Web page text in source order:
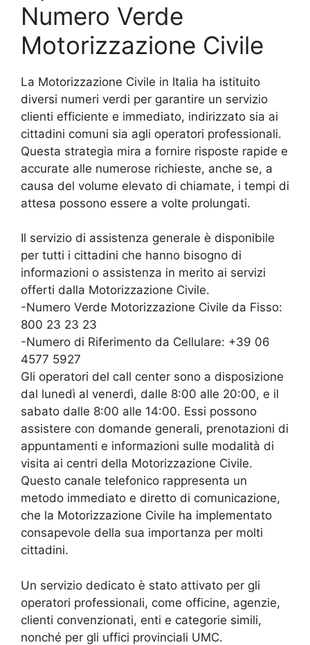
Numero Verde
Motorizzazione Civile
La Motorizzazione Civile in Italia ha istituito
diversi numeri verdi per garantire un servizio
clienti efficiente e immediato, indirizzato sia ai
cittadini comuni sia agli operatori professionali.
Questa strategia mira a fornire risposte rapide e
accurate alle numerose richieste, anche se, a
causa del volume elevato di chiamate, i tempi di
attesa possono essere a volte prolungati.
Il servizio di assistenza generale è disponibile
per tutti i cittadini che hanno bisogno di
informazioni o assistenza in merito ai servizi
offerti dalla Motorizzazione Civile.
-Numero Verde Motorizzazione Civile da Fisso:
800 23 23 23
-Numero di Riferimento da Cellulare: +39 06
4577 5927
Gli operatori del call center sono a disposizione
dal lunedì al venerdì, dalle 8:00 alle 20:00, e il
sabato dalle 8:00 alle 14:00. Essi possono
assistere con domande generali, prenotazioni di
appuntamenti e informazioni sulle modalità di
visita ai centri della Motorizzazione Civile.
Questo canale telefonico rappresenta un
metodo immediato e diretto di comunicazione,
che la Motorizzazione Civile ha implementato
consapevole della sua importanza per molti
cittadini.
Un servizio dedicato è stato attivato per gli
operatori professionali, come officine, agenzie,
clienti convenzionati, enti e categorie simili,
nonché per gli uffici provinciali UMC.